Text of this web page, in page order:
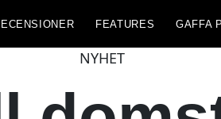
FEATURES GAFFA
NYHET